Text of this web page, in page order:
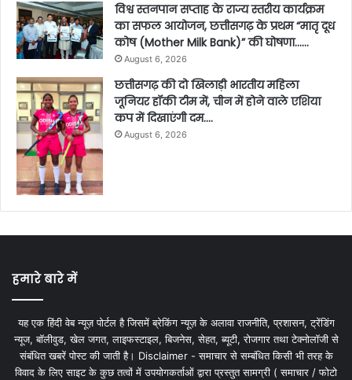
विश्व स्तनपान सप्ताह के राज्य स्तरीय कार्यक्रम
का सफल आयोजन, छत्तीसगढ़ के प्रथम “मातृ दूध
कोष (Mother Milk Bank)” की घोषणा……
August 6, 2026
छत्तीसगढ़ की दो खिलाड़ी भारतीय महिला
जूनियर हॉकी टीम में, चीन में होने वाले एशिया
कप में दिखाएंगी दम….
August 6, 2026
हमारे बारे में
यह एक हिंदी वेब न्यूज़ पोर्टल है जिसमें ब्रेकिंग न्यूज़ के अलावा राजनीति, प्रशासन, ट्रेंडिंग
न्यूज, बॉलीवुड, खेल जगत, लाइफस्टाइल, बिजनेस, सेहत, ब्यूटी, रोजगार तथा टेक्नोलॉजी से
संबंधित खबरें पोस्ट की जाती है। Disclaimer - समाचार से सम्बंधित किसी भी तरह के
विवाद के लिए साइट के कुछ तत्वों में उपयोगकर्ताओं द्वारा प्रस्तुत सामग्री ( समाचार / फोटो